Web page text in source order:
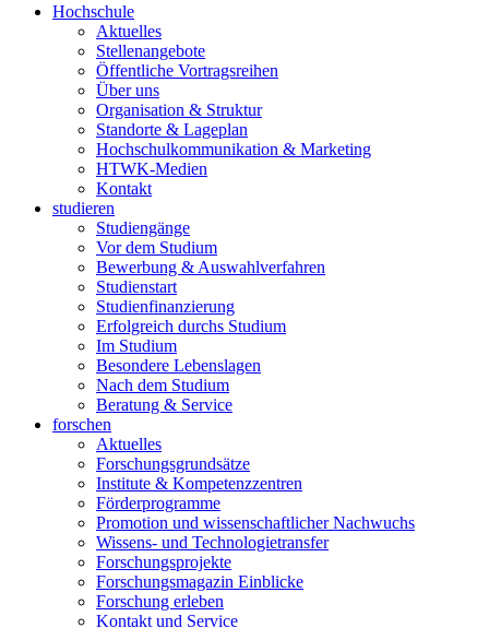
Hochschule
Aktuelles
Stellenangebote
Öffentliche Vortragsreihen
Über uns
Organisation & Struktur
Standorte & Lageplan
Hochschulkommunikation & Marketing
HTWK-Medien
Kontakt
studieren
Studiengänge
Vor dem Studium
Bewerbung & Auswahlverfahren
Studienstart
Studienfinanzierung
Erfolgreich durchs Studium
Im Studium
Besondere Lebenslagen
Nach dem Studium
Beratung & Service
forschen
Aktuelles
Forschungsgrundsätze
Institute & Kompetenzzentren
Förderprogramme
Promotion und wissenschaftlicher Nachwuchs
Wissens- und Technologietransfer
Forschungsprojekte
Forschungsmagazin Einblicke
Forschung erleben
Kontakt und Service